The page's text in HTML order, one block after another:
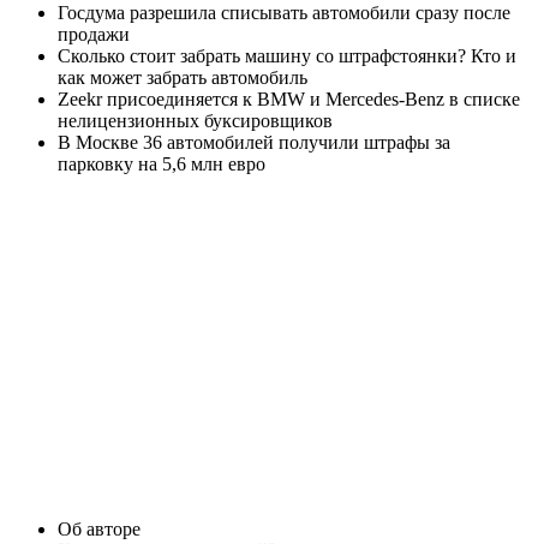
Госдума разрешила списывать автомобили сразу после
продажи
Сколько стоит забрать машину со штрафстоянки? Кто и
как может забрать автомобиль
Zeekr присоединяется к BMW и Mercedes-Benz в списке
нелицензионных буксировщиков
В Москве 36 автомобилей получили штрафы за
парковку на 5,6 млн евро
Об авторе